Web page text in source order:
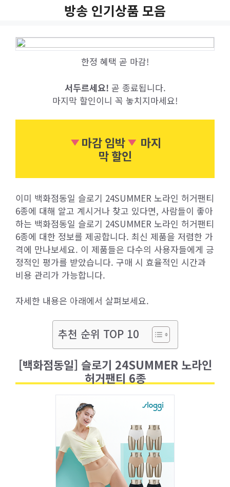
방송 인기상품 모음
한정 혜택 곧 마감!
서두르세요! 곧 종료됩니다.
마지막 할인이니 꼭 놓치지마세요!
마감 임박
마지
막 할인
이미 백화점동일 슬로기 24SUMMER 노라인 허거팬티
6종에 대해 알고 계시거나 찾고 있다면, 사람들이 좋아
하는 백화점동일 슬로기 24SUMMER 노라인 허거팬티
6종에 대한 정보를 제공합니다. 최신 제품을 저렴한 가
격에 만나보세요. 이 제품들은 다수의 사용자들에게 긍
정적인 평가를 받았습니다. 구매 시 효율적인 시간과
비용 관리가 가능합니다.
자세한 내용은 아래에서 살펴보세요.
추천 순위 TOP 10
[백화점동일] 슬로기 24SUMMER 노라인
허거팬티 6종